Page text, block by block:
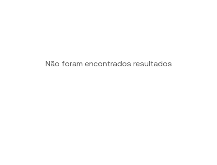
Não foram encontrados resultados